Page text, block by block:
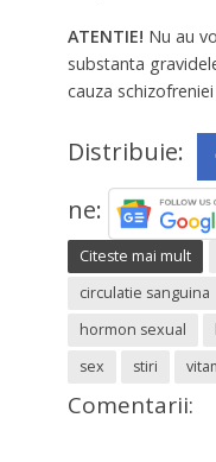
ATENTIE! Nu au
substanta
cauza
Distribuie:
ne:
Citeste mai mult
circulatie sanguina
hormon sexual
sex
stiri
Comentarii: